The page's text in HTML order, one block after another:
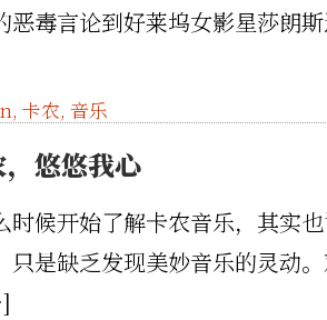
恶毒言论到好莱坞女影星莎朗
, 卡农, 音乐
悠悠我心
时候开始了解卡农音乐，其实
只是缺乏发现美妙音乐的灵动